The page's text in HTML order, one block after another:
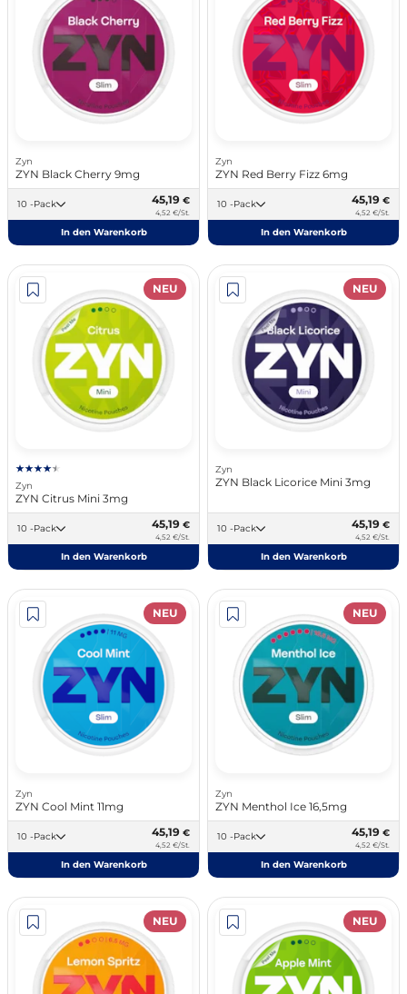
Zyn
ZYN Black Cherry 9mg
10 -Pack 45,19 €
4,52 €/St.
In den Warenkorb
Zyn
ZYN Red Berry Fizz 6mg
10 -Pack 45,19 €
4,52 €/St.
In den Warenkorb
NEU
Zyn
ZYN Citrus Mini 3mg
10 -Pack 45,19 €
4,52 €/St.
In den Warenkorb
NEU
Zyn
ZYN Black Licorice Mini 3mg
10 -Pack 45,19 €
4,52 €/St.
In den Warenkorb
NEU
Zyn
ZYN Cool Mint 11mg
10 -Pack 45,19 €
4,52 €/St.
In den Warenkorb
NEU
Zyn
ZYN Menthol Ice 16,5mg
10 -Pack 45,19 €
4,52 €/St.
In den Warenkorb
NEU NEU